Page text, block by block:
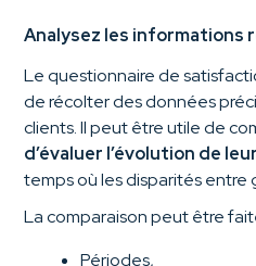
Analysez les informations
Le questionnaire de
de récolter des données
clients. Il peut être utile de
d’évaluer l’évolution de
temps où les disparités entre
La comparaison peut être
Périodes,